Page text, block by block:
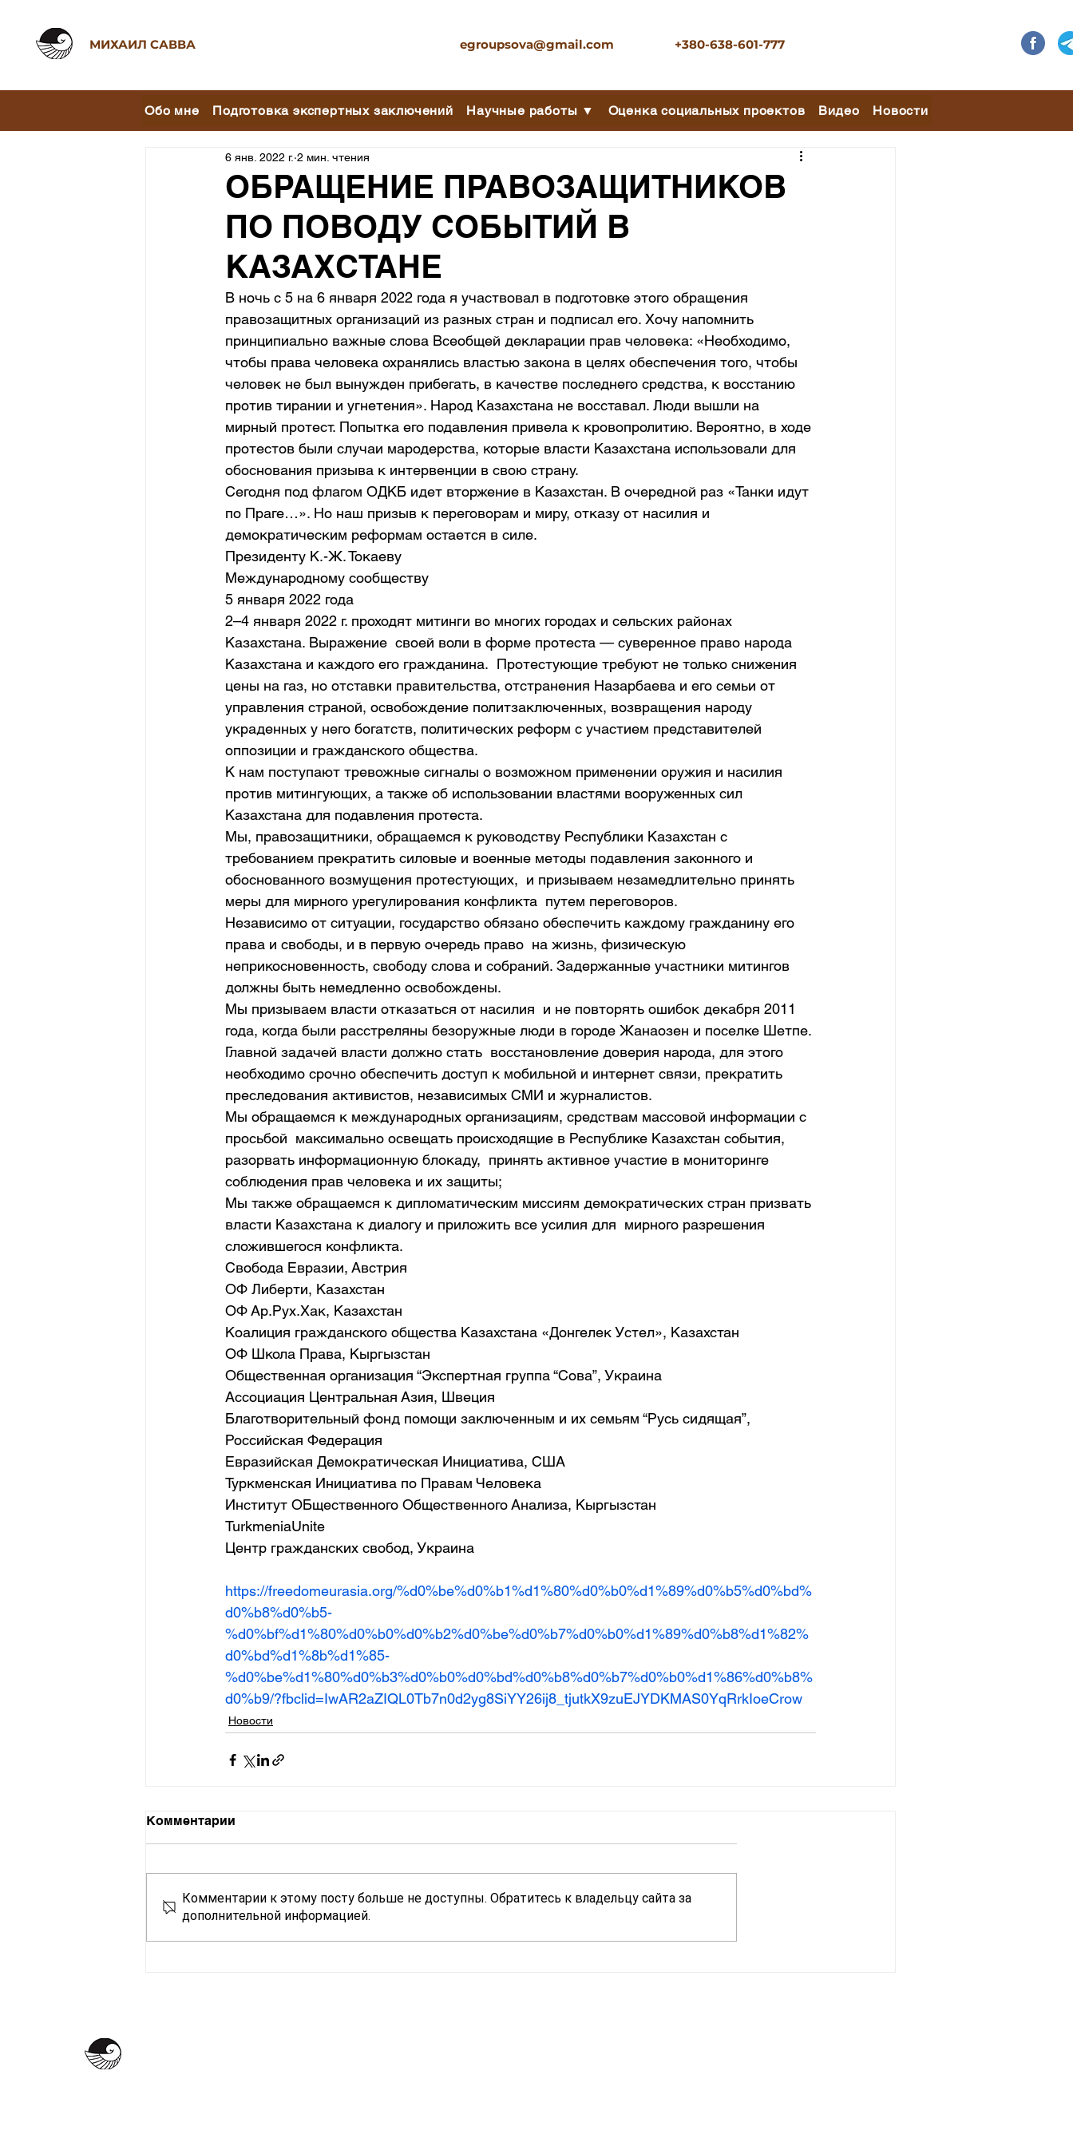
МИХАИЛ САВВА egroupsova@gmail.com +380-638-601-777
Обо мне Подготовка экспертных заключений Научные работы ▼ Оценка социальных проектов Видео Новости
ОБРАЩЕНИЕ ПРАВОЗАЩИТНИКОВ
ПО ПОВОДУ СОБЫТИЙ В
КАЗАХСТАНЕ
6 янв. 2022 г. 2 мин. чтения
В ночь с 5 на 6 января 2022 года я участвовал в подготовке этого обращения
правозащитных организаций из разных стран и подписал его. Хочу напомнить
принципиально важные слова Всеобщей декларации прав человека: «Необходимо,
чтобы права человека охранялись властью закона в целях обеспечения того, чтобы
человек не был вынужден прибегать, в качестве последнего средства, к восстанию
против тирании и угнетения». Народ Казахстана не восставал. Люди вышли на
мирный протест. Попытка его подавления привела к кровопролитию. Вероятно, в ходе
протестов были случаи мародерства, которые власти Казахстана использовали для
обоснования призыва к интервенции в свою страну.
Сегодня под флагом ОДКБ идет вторжение в Казахстан. В очередной раз «Танки идут
по Праге…». Но наш призыв к переговорам и миру, отказу от насилия и
демократическим реформам остается в силе.
Президенту К.-Ж. Токаеву
Международному сообществу
5 января 2022 года
2–4 января 2022 г. проходят митинги во многих городах и сельских районах
Казахстана. Выражение  своей воли в форме протеста — суверенное право народа
Казахстана и каждого его гражданина.  Протестующие требуют не только снижения
цены на газ, но отставки правительства, отстранения Назарбаева и его семьи от
управления страной, освобождение политзаключенных, возвращения народу
украденных у него богатств, политических реформ с участием представителей
оппозиции и гражданского общества.
К нам поступают тревожные сигналы о возможном применении оружия и насилия
против митингующих, а также об использовании властями вооруженных сил
Казахстана для подавления протеста.
Мы, правозащитники, обращаемся к руководству Республики Казахстан с
требованием прекратить силовые и военные методы подавления законного и
обоснованного возмущения протестующих,  и призываем незамедлительно принять
меры для мирного урегулирования конфликта  путем переговоров.
Независимо от ситуации, государство обязано обеспечить каждому гражданину его
права и свободы, и в первую очередь право  на жизнь, физическую
неприкосновенность, свободу слова и собраний. Задержанные участники митингов
должны быть немедленно освобождены.
Мы призываем власти отказаться от насилия  и не повторять ошибок декабря 2011
года, когда были расстреляны безоружные люди в городе Жанаозен и поселке Шетпе.
Главной задачей власти должно стать  восстановление доверия народа, для этого
необходимо срочно обеспечить доступ к мобильной и интернет связи, прекратить
преследования активистов, независимых СМИ и журналистов.
Мы обращаемся к международных организациям, средствам массовой информации с
просьбой  максимально освещать происходящие в Республике Казахстан события,
разорвать информационную блокаду,  принять активное участие в мониторинге
соблюдения прав человека и их защиты;
Мы также обращаемся к дипломатическим миссиям демократических стран призвать
власти Казахстана к диалогу и приложить все усилия для  мирного разрешения
сложившегося конфликта.
Свобода Евразии, Австрия
ОФ Либерти, Казахстан
ОФ Ар.Рух.Хак, Казахстан
Коалиция гражданского общества Казахстана «Донгелек Устел», Казахстан
ОФ Школа Права, Кыргызстан
Общественная организация “Экспертная группа “Сова”, Украина
Ассоциация Центральная Азия, Швеция
Благотворительный фонд помощи заключенным и их семьям “Русь сидящая”,
Российская Федерация
Евразийская Демократическая Инициатива, США
Туркменская Инициатива по Правам Человека
Институт ОБщественного Общественного Анализа, Кыргызстан
TurkmeniaUnite
Центр гражданских свобод, Украина
https://freedomeurasia.org/%d0%be%d0%b1%d1%80%d0%b0%d1%89%d0%b5%d0%bd%
d0%b8%d0%b5-
%d0%bf%d1%80%d0%b0%d0%b2%d0%be%d0%b7%d0%b0%d1%89%d0%b8%d1%82%
d0%bd%d1%8b%d1%85-
%d0%be%d1%80%d0%b3%d0%b0%d0%bd%d0%b8%d0%b7%d0%b0%d1%86%d0%b8%
d0%b9/?fbclid=IwAR2aZIQL0Tb7n0d2yg8SiYY26ij8_tjutkX9zuEJYDKMAS0YqRrkIoeCrow
Новости
Комментарии
Комментарии к этому посту больше не доступны. Обратитесь к владельцу сайта за
дополнительной информацией.